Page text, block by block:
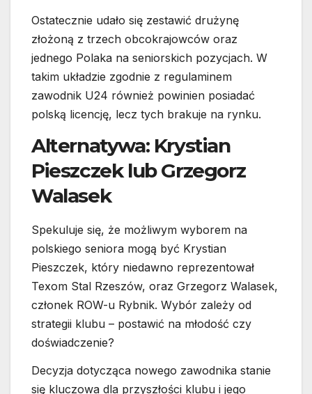
Ostatecznie udało się zestawić drużynę
złożoną z trzech obcokrajowców oraz
jednego Polaka na seniorskich pozycjach. W
takim układzie zgodnie z regulaminem
zawodnik U24 również powinien posiadać
polską licencję, lecz tych brakuje na rynku.
Alternatywa: Krystian
Pieszczek lub Grzegorz
Walasek
Spekuluje się, że możliwym wyborem na
polskiego seniora mogą być Krystian
Pieszczek, który niedawno reprezentował
Texom Stal Rzeszów, oraz Grzegorz Walasek,
członek ROW-u Rybnik. Wybór zależy od
strategii klubu – postawić na młodość czy
doświadczenie?
Decyzja dotycząca nowego zawodnika stanie
się kluczowa dla przyszłości klubu i jego